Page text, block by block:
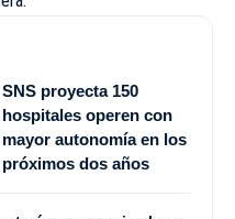
SNS proyecta 150
hospitales operen con
mayor autonomía en los
próximos dos años